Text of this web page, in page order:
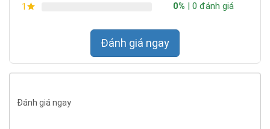
1
0% | 0 đánh giá
Đánh giá ngay
Đánh giá ngay